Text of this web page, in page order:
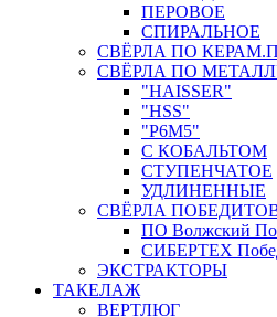
ПЕРОВОЕ
СПИРАЛЬНОЕ
СВЁРЛА ПО
СВЁРЛА ПО
"HAISSER"
"HSS"
"Р6М5"
С КОБАЛЬТОМ
СТУПЕНЧАТОЕ
УДЛИНЕННЫЕ
СВЁРЛА
ПО Волжский
СИБЕРТЕХ
ЭКСТРАКТОРЫ
ТАКЕЛАЖ
ВЕРТЛЮГ